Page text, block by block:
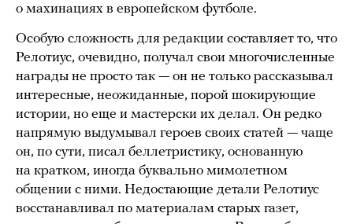
о махинациях в европейском футболе.
Особую сложность для редакции составляет то, что
Релотиус, очевидно, получал свои многочисленные
награды не просто так — он не только рассказывал
интересные, неожиданные, порой шокирующие
истории, но еще и мастерски их делал. Он редко
напрямую выдумывал героев своих статей — чаще
он, по сути, писал беллетристику, основанную
на кратком, иногда буквально мимолетном
общении с ними. Недостающие детали Релотиус
восстанавливал по материалам старых газет,